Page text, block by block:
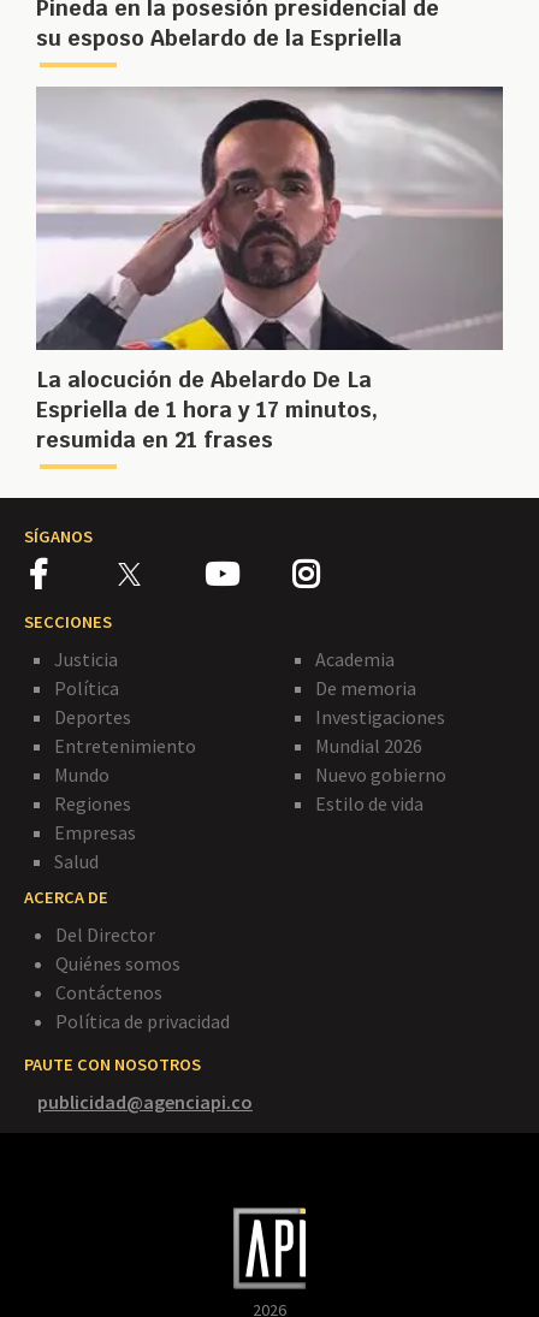
Pineda en la posesión presidencial de
su esposo Abelardo de la Espriella
La alocución de Abelardo De La
Espriella de 1 hora y 17 minutos,
resumida en 21 frases
SÍGANOS
SECCIONES
Justicia
Política
Deportes
Entretenimiento
Mundo
Regiones
Empresas
Salud
Academia
De memoria
Investigaciones
Mundial 2026
Nuevo gobierno
Estilo de vida
ACERCA DE
Del Director
Quiénes somos
Contáctenos
Política de privacidad
PAUTE CON NOSOTROS
publicidad@agenciapi.co
2026